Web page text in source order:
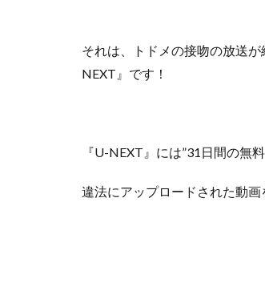
それは、トドメの接吻の放送
NEXT』 です！
『U-NEXT』には”31日間の無
違法にアップロードされた動